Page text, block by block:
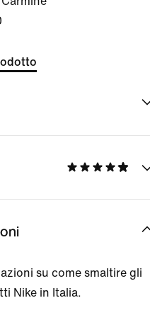
su come smaltire gli
Nike in Italia.